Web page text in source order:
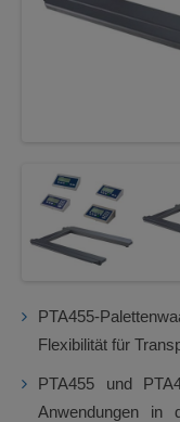
PTA455-
Flexibilität für
PTA455 und
Anwendungen in